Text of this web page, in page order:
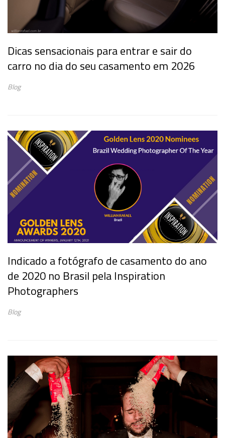
Dicas sensacionais para entrar e sair do
carro no dia do seu casamento em 2026
Blog
Indicado a fotógrafo de casamento do ano
de 2020 no Brasil pela Inspiration
Photographers
Blog